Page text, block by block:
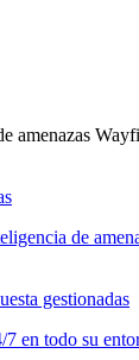
amenazas
de
gestionadas
en todo su